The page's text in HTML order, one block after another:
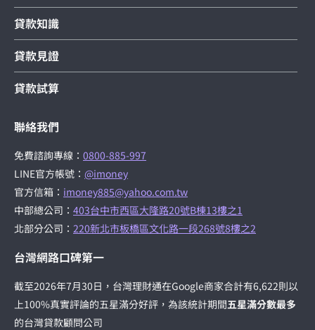
貸款知識
貸款見證
貸款試算
聯絡我們
免費諮詢專線： 0800-885-997
LINE官方帳號： @imoney
官方信箱： imoney885@yahoo.com.tw
中部總公司： 403台中市西區大隆路20號B棟13樓之1
北部分公司： 220新北市板橋區文化路一段268號8樓之2
台灣網路口碑第一
截至2026年7月30日，台灣理財通在Google商家合計有6,622則以
上100%真實評論的五星滿分好評，為該統計期間五星滿分數最多
的台灣貸款顧問公司